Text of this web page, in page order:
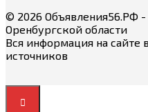
© 2026 Объявления56.РФ -
Оренбургской области
Вся информация на сайте
источников